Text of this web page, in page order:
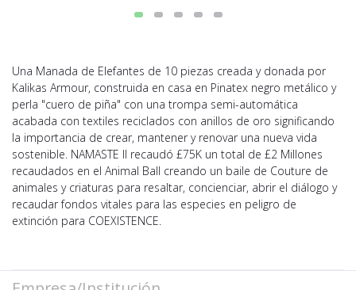
Una Manada de Elefantes de 10 piezas creada y donada por
Kalikas Armour, construida en casa en Pinatex negro metálico y
perla "cuero de piña" con una trompa semi-automática
acabada con textiles reciclados con anillos de oro significando
la importancia de crear, mantener y renovar una nueva vida
sostenible. NAMASTE II recaudó £75K un total de £2 Millones
recaudados en el Animal Ball creando un baile de Couture de
animales y criaturas para resaltar, concienciar, abrir el diálogo y
recaudar fondos vitales para las especies en peligro de
extinción para COEXISTENCE.